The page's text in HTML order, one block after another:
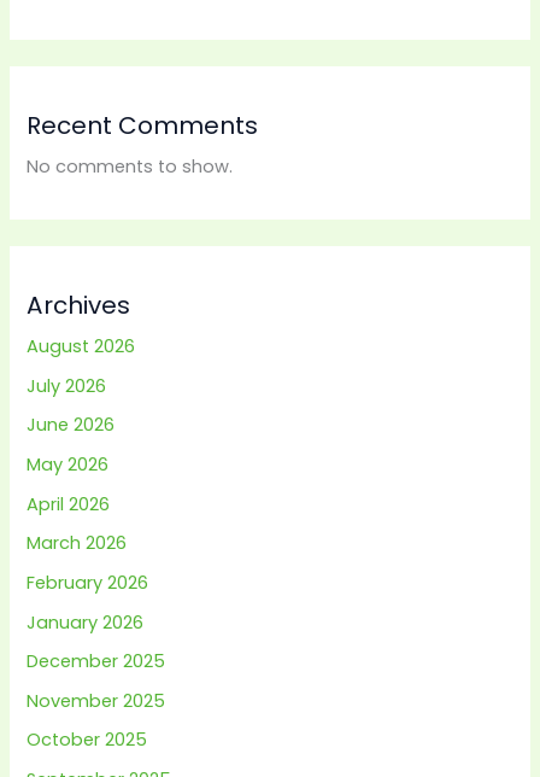
Recent Comments
No comments to show.
Archives
August 2026
July 2026
June 2026
May 2026
April 2026
March 2026
February 2026
January 2026
December 2025
November 2025
October 2025